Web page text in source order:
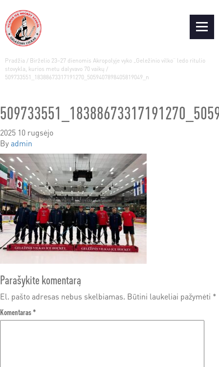
Pradžia / Birželio 23–27 dienomis Akropolyje vyko „Geležinio vilko“ ledo ritulio
stovykla, kurios metu dalyvavo 70 vaikų /
509733551_18388673317191270_5059407898405819049_n
2025 10 rugsėjo
Byadmin
Parašykite komentarą
El. pašto adresas nebus skelbiamas. Būtini laukeliai pažymėti *
Komentaras*